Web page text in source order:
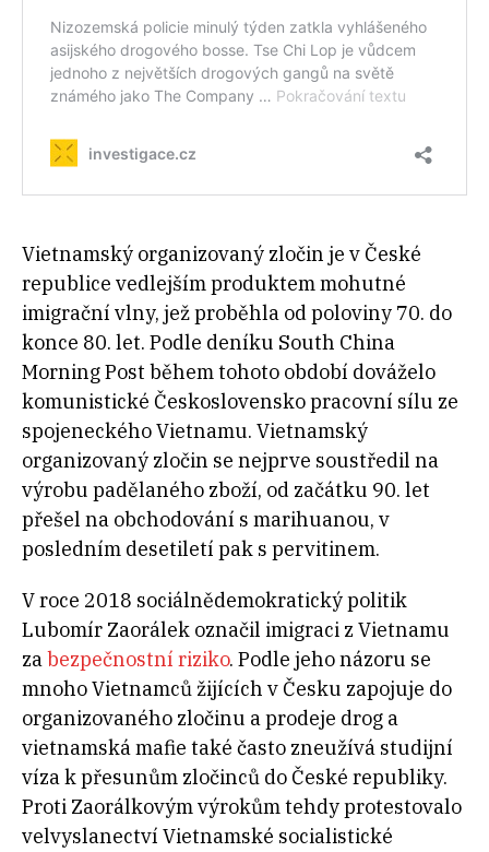
Vietnamský organizovaný zločin je v České
republice vedlejším produktem mohutné
imigrační vlny, jež proběhla od poloviny 70. do
konce 80. let. Podle deníku South China
Morning Post během tohoto období dováželo
komunistické Československo pracovní sílu ze
spojeneckého Vietnamu. Vietnamský
organizovaný zločin se nejprve soustředil na
výrobu padělaného zboží, od začátku 90. let
přešel na obchodování s marihuanou, v
posledním desetiletí pak s pervitinem.
V roce 2018 sociálnědemokratický politik
Lubomír Zaorálek označil imigraci z Vietnamu
zabezpečnostní riziko. Podle jeho názoru se
mnoho Vietnamců žijících v Česku zapojuje do
organizovaného zločinu a prodeje drog a
vietnamská mafie také často zneužívá studijní
víza k přesunům zločinců do České republiky.
Proti Zaorálkovým výrokům tehdy protestovalo
velvyslanectví Vietnamské socialistické